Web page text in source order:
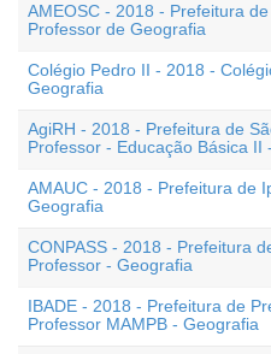
AMEOSC - 2018 - Prefeitura
Professor de Geografia
Colégio Pedro II - 2018 -
Geografia
AgiRH - 2018 - Prefeitura de
Professor - Educação Básica II
AMAUC - 2018 - Prefeitura de
Geografia
CONPASS - 2018 - Prefeitura
Professor - Geografia
IBADE - 2018 - Prefeitura de
Professor MAMPB - Geografia